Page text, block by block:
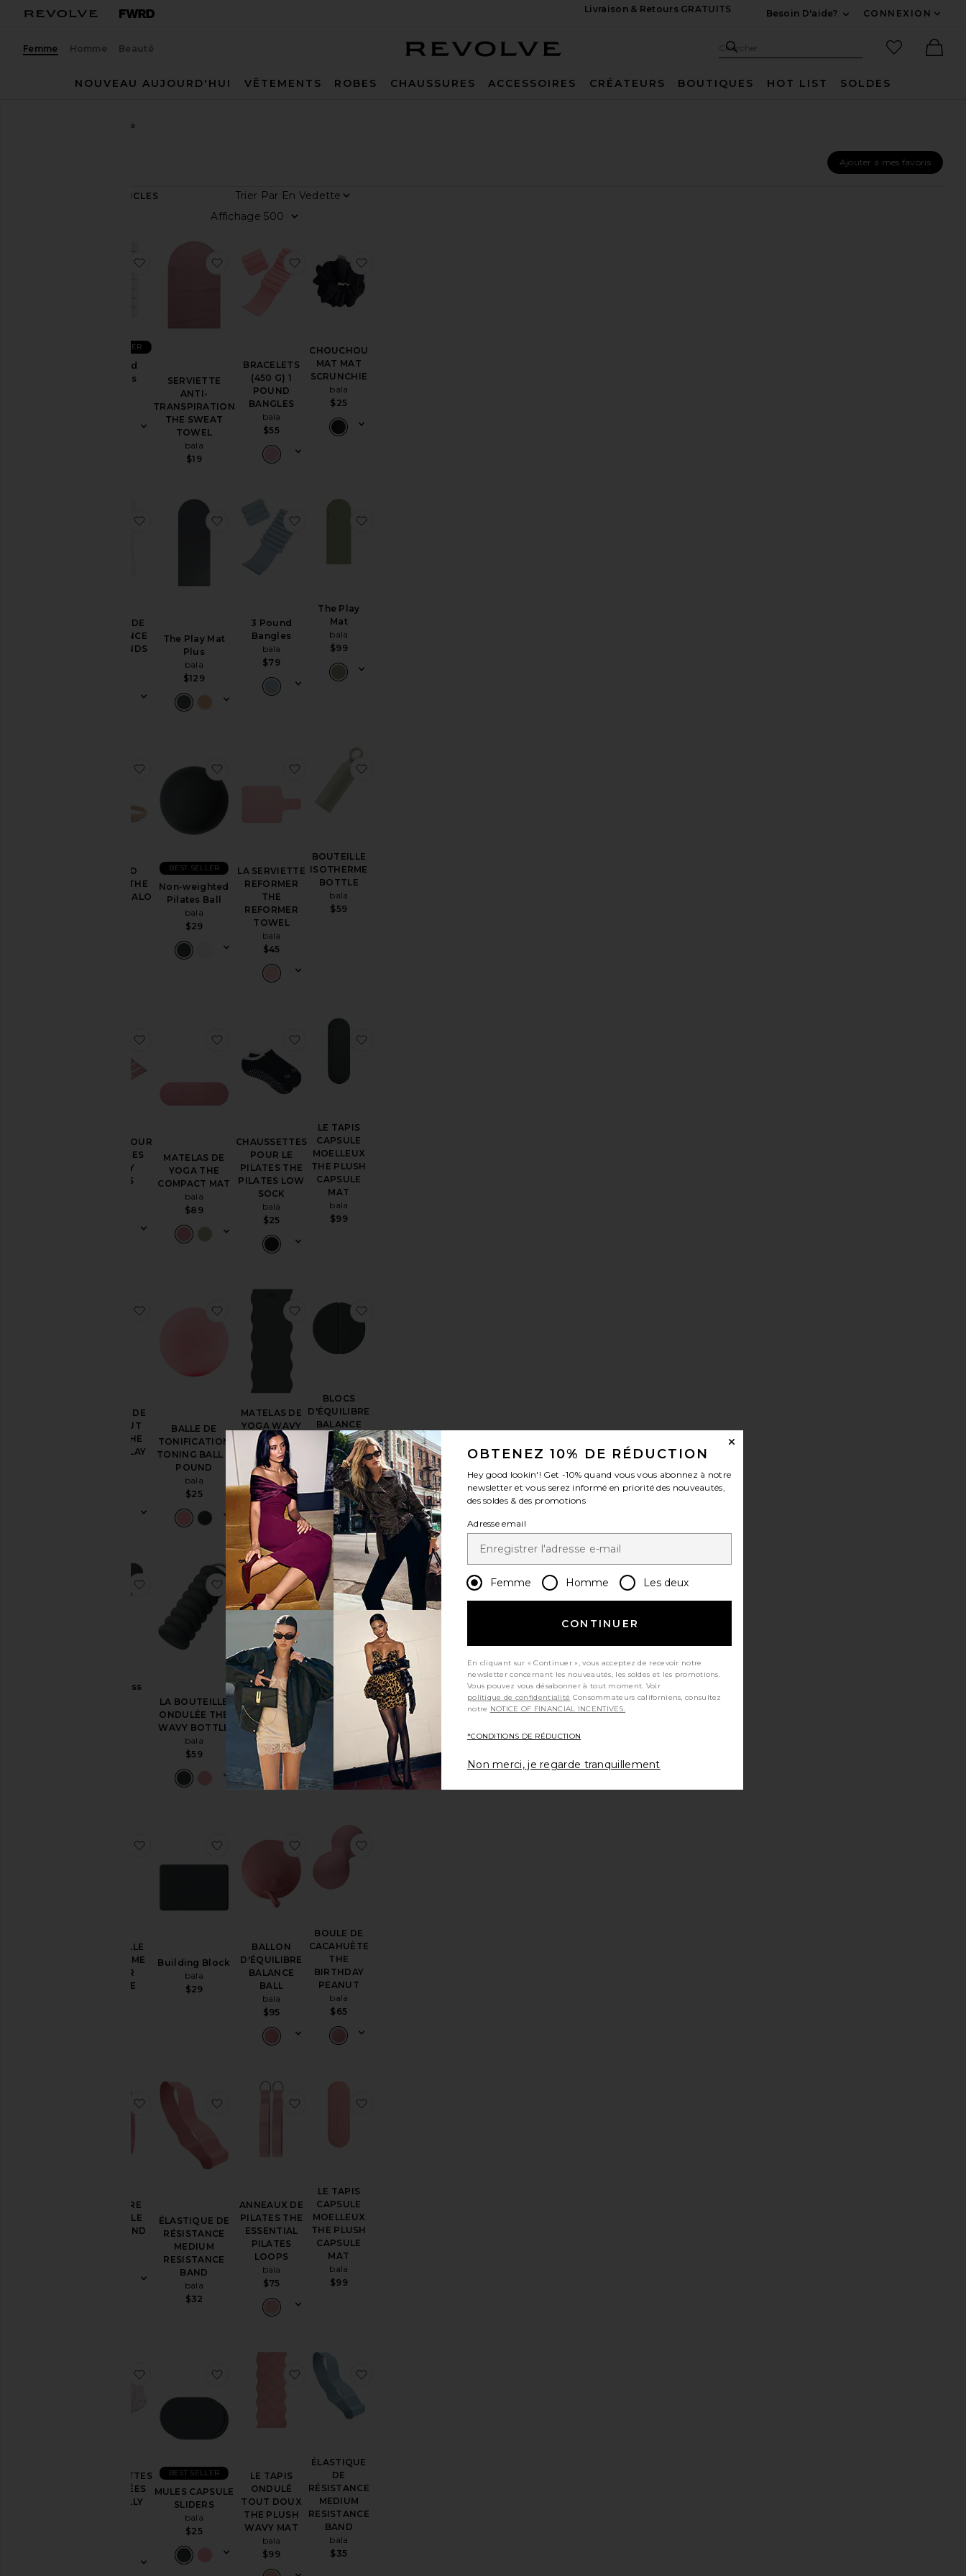
Livraison & Retours GRATUITS
Besoin D'aide?
CONNEXION
Femme Homme Beauté Recherche
Chercher
Articles
NOUVEAU AUJOURD'HUI
VÊTEMENTS ROBES CHAUSSURES ACCESSOIRES CRÉATEURS BOUTIQUES HOT LIST SOLDES
bala
Ajouter à mes favoris
ARTICLES
Trier Par
Affichage
2 Pound
Bangles
BEST SELLER
ajouter aux préférés2 Pound Bangles
SERVIETTE
ANTI-
TRANSPIRATION
THE SWEAT
TOWEL
bala
$19
ajouter aux préférésSERVIETTE ANTI-TRANSPIRATION THE SWEAT TOWEL
BRACELETS
(450 G) 1
POUND
BANGLES
bala
$55
ajouter aux préférésBRACELETS (450 G) 1 POUND BANGLES
CHOUCHOU
MAT MAT
SCRUNCHIE
bala
$25
BANDES DE
RÉSISTANCE
BALA BANDS
ajouter aux préférésBANDES DE RÉSISTANCE BALA BANDS
The Play Mat
Plus
bala
$129
ajouter aux préférésThe Play Mat Plus
3 Pound
Bangles
bala
$79
ajouter aux préférés3 Pound Bangles
The Play
Mat
bala
$99
LE HALO
PILATES THE
PILATES HALO
ajouter aux préférésLE HALO PILATES THE PILATES HALO
Non-weighted
Pilates Ball
bala
$29
BEST SELLER
ajouter aux préférésNon-weighted Pilates Ball
LA SERVIETTE
REFORMER
THE
REFORMER
TOWEL
bala
$45
ajouter aux préférésLA SERVIETTE REFORMER THE REFORMER TOWEL
BOUTEILLE
ISOTHERME
BOTTLE
bala
$59
BANDES POUR
LES FESSES
BOOTY
BANDS
ajouter aux préférésBANDES POUR LES FESSES BOOTY BANDS
MATELAS DE
YOGA THE
COMPACT MAT
bala
$89
ajouter aux préférésMATELAS DE YOGA THE COMPACT MAT
CHAUSSETTES
POUR LE
PILATES THE
PILATES LOW
SOCK
bala
$25
ajouter aux préférésCHAUSSETTES POUR LE PILATES THE PILATES LOW SOCK
LE TAPIS
CAPSULE
MOELLEUX
THE PLUSH
CAPSULE
MAT
bala
$99
LE TAPIS DE
JEU TOUT
DOUX THE
PLUSH PLAY
ajouter aux préférésLE TAPIS DE JEU TOUT DOUX THE PLUSH PLAY MAT
BALLE DE
TONIFICATION
TONING BALL 2
POUND
bala
$25
ajouter aux préférésBALLE DE TONIFICATION TONING BALL 2 POUND
MATELAS DE
YOGA WAVY
MAT
bala
$129
ajouter aux préférésMATELAS DE YOGA WAVY MAT
BLOCS
D'ÉQUILIBRE
BALANCE
BLOCKS
bala
$49
Hourglass
ajouter aux préférésHourglass Roller
LA BOUTEILLE
ONDULÉE THE
WAVY BOTTLE
bala
$59
ajouter aux préférésLA BOUTEILLE ONDULÉE THE WAVY BOTTLE
LOT DE POIDS
BARS
bala
$79
ajouter aux préférésLOT DE POIDS BARS
SERVIETTE
DE MATELAS
THE PLAY
MAT TOWEL
ajouter aux préférésSERVIETTE DE MATELAS THE PLAY MAT TOWEL
BOUTEILLE
ISOTHERME
WATER
BOTTLE
ajouter aux préférésBOUTEILLE ISOTHERME WATER BOTTLE
Building Block
bala
$29
ajouter aux préférésBuilding Block
BALLON
D'ÉQUILIBRE
BALANCE
BALL
bala
$95
ajouter aux préférésBALLON D'ÉQUILIBRE BALANCE BALL
BOULE DE
CACAHUÈTE
THE
BIRTHDAY
PEANUT
bala
$65
CEINTURE
VENTRALE
BELLY BAND
ajouter aux préférésCEINTURE VENTRALE BELLY BAND
ÉLASTIQUE DE
RÉSISTANCE
MEDIUM
RESISTANCE
BAND
bala
$32
ajouter aux préférésÉLASTIQUE DE RÉSISTANCE MEDIUM RESISTANCE BAND
ANNEAUX DE
PILATES THE
ESSENTIAL
PILATES
LOOPS
bala
$75
ajouter aux préférésANNEAUX DE PILATES THE ESSENTIAL PILATES LOOPS
LE TAPIS
CAPSULE
MOELLEUX
THE PLUSH
CAPSULE
MAT
bala
$99
CHAUSSETTES
VOLANTÉES
THE FRILLY
ajouter aux préférésCHAUSSETTES VOLANTÉES THE FRILLY SOCK
MULES CAPSULE
SLIDERS
bala
$25
BEST SELLER
ajouter aux préférésMULES CAPSULE SLIDERS
LE TAPIS
ONDULÉ
TOUT DOUX
THE PLUSH
WAVY MAT
bala
$99
ajouter aux préférésLE TAPIS ONDULÉ TOUT DOUX THE PLUSH WAVY MAT
ÉLASTIQUE
DE
RÉSISTANCE
MEDIUM
RESISTANCE
BAND
bala
$35
OBTENEZ 10% DE RÉDUCTION
Hey good lookin'! Get -10% quand vous vous abonnez à notre
newsletter et vous serez informé en priorité des nouveautés,
des soldes & des promotions
Adresse email
Femme Homme Les deux
CONTINUER
En cliquant sur « Continuer », vous acceptez de recevoir notre
newsletter concernant les nouveautés, les soldes et les promotions.
Vous pouvez vous désabonner à tout moment. Voir
politique de confidentialité
notre NOTICE OF FINANCIAL INCENTIVES.
*CONDITIONS DE RÉDUCTION
Non merci, je regarde tranquillement